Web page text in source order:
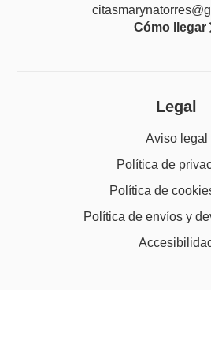
Cómo llegar
Legal
Aviso legal
Política de
Política de
Política de envíos y